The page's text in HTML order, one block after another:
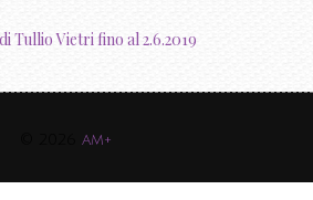
Tullio Vietri fino al 2.6.2019
am+